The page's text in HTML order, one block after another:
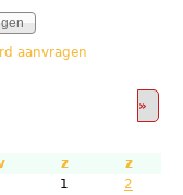
aanvragen
»
z
z
1
2